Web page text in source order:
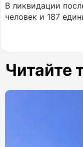
В ликвидации
человек и 187
Читайте